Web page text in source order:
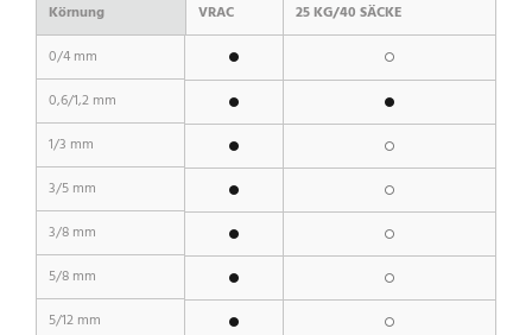
Körnung VRAC
25 KG/40 SÄCKE
0/4 mm
0,6/1,2 mm
1/3 mm
3/5 mm
3/8 mm
5/8 mm
5/12 mm